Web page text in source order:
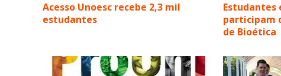
Acesso Unoesc recebe 2,3 mil
estudantes
Estudantes
participam
de Bioética